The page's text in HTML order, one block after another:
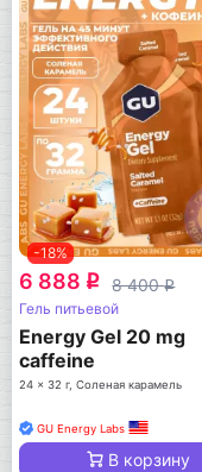
-18%
6 888 q 8 400q
Гель питьевой
Energy Gel 20 mg
caffeine
24 x 32 г, Соленая карамель
GU Energy Labs
В корзину